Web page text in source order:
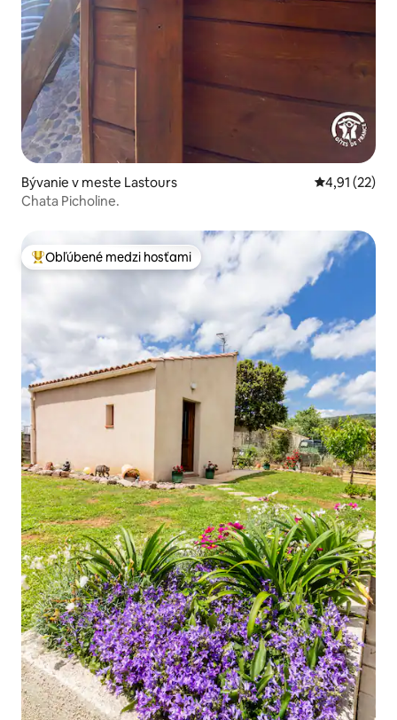
Bývanie v meste Lastours Priemerné
4,91 (22)
Chata Picholine.
Najobľúbenejšie medzi hosťami
Obľúbené medzi hosťami